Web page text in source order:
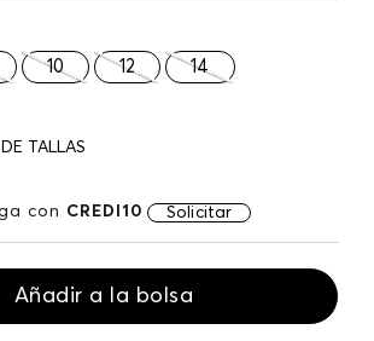
10 12 14
TALLAS
con CREDI10 Solicitar
Añadir a la bolsa